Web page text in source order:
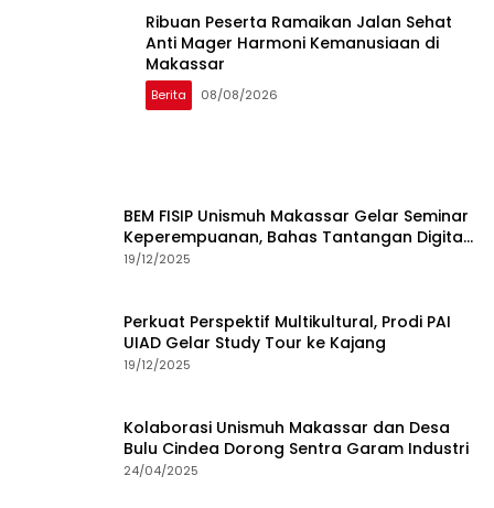
Ribuan Peserta Ramaikan Jalan Sehat
Anti Mager Harmoni Kemanusiaan di
Makassar
Berita 08/08/2026
BEM FISIP Unismuh Makassar Gelar Seminar
Keperempuanan, Bahas Tantangan Digital
dan Budaya Lokal
19/12/2025
Perkuat Perspektif Multikultural, Prodi PAI
UIAD Gelar Study Tour ke Kajang
19/12/2025
Kolaborasi Unismuh Makassar dan Desa
Bulu Cindea Dorong Sentra Garam Industri
24/04/2025